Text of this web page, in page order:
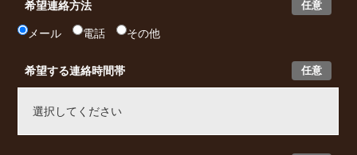
任意
希望連絡方法
メール 電話 その他
任意
希望する連絡時間帯